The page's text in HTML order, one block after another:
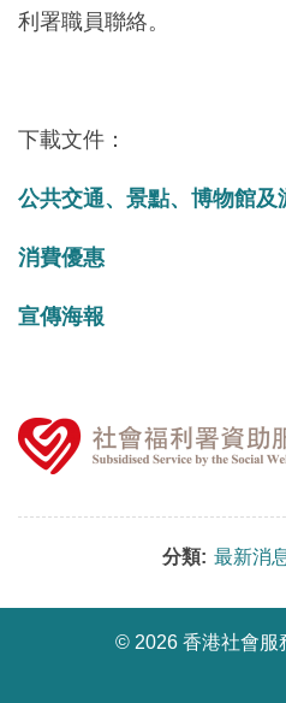
利署職員聯絡。
下載文件：
公共交通、景點、博物館及
消費優惠
宣傳海報
分類: 最新消
© 2026 香港社會服